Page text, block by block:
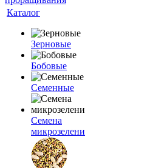
Каталог
Зерновые
Бобовые
Семенные
Семена
микрозелени